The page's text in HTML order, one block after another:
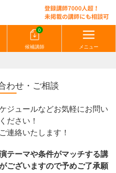
0
候補講師 メニュー
わせ・ご相談
ジュールなどお気軽にお問い
ださい！
連絡いたします！
テーマや条件がマッチする講
ございますので予めご了承願